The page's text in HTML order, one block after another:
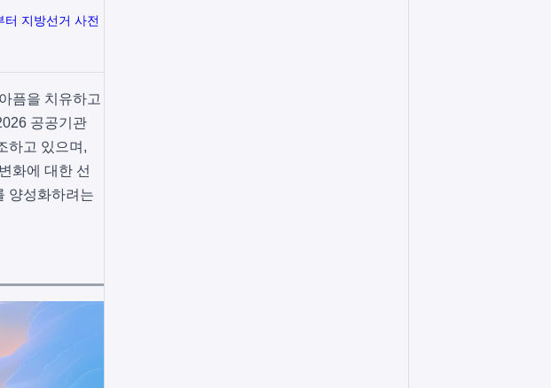
지방선거 사전
픔을 치유하고
공공기관
하고 있으며,
화에 대한 선
양성화하려는